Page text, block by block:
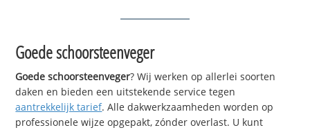
Goede schoorsteenveger
Goede schoorsteenveger? Wij werken op allerlei soorten
daken en bieden een uitstekende service tegen
aantrekkelijk tarief. Alle dakwerkzaamheden worden op
professionele wijze opgepakt, zónder overlast. U kunt